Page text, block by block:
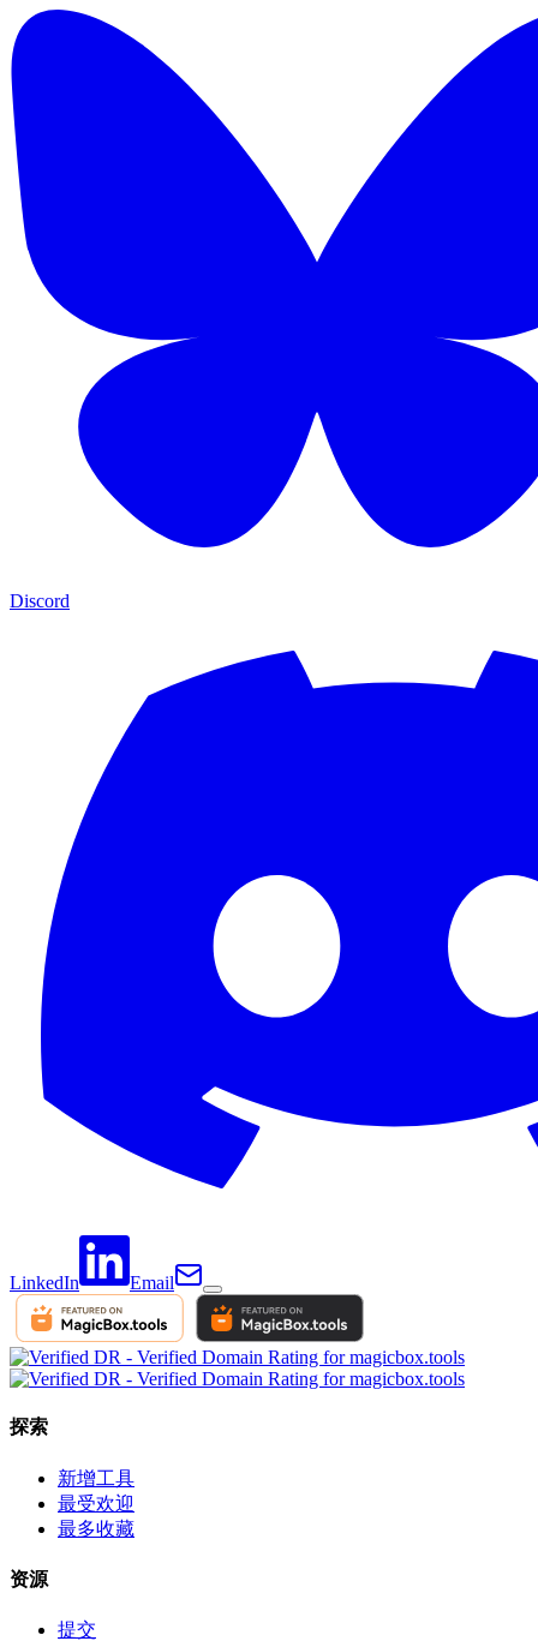
Discord
LinkedIn Email
探索
新增工具
最受欢迎
最多收藏
资源
提交